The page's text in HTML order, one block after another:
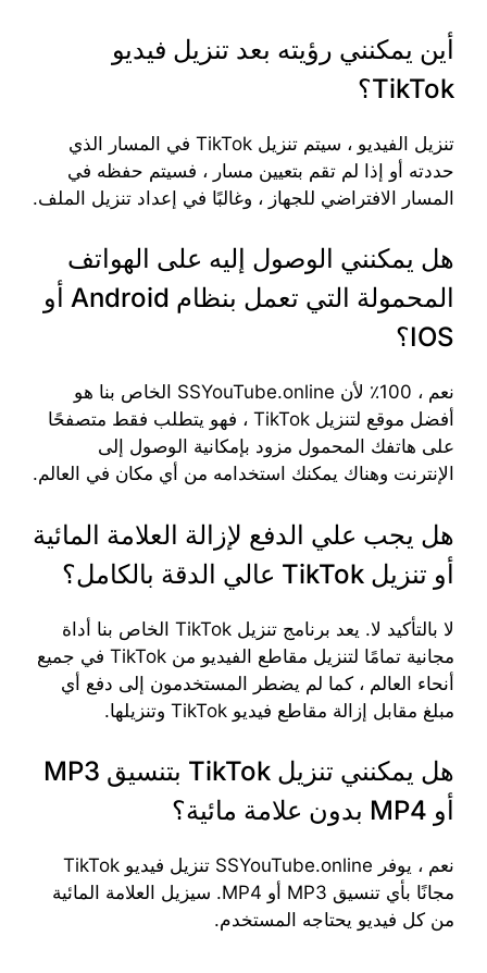
أين يمكنني رؤيته بعد تنزيل فيديو
TikTok؟
تنزيل الفيديو ، سيتم تنزيل TikTok في المسار الذي
حددته أو إذا لم تقم بتعيين مسار ، فسيتم حفظه في
المسار الافتراضي للجهاز ، وغالبًا في إعداد تنزيل الملف.
هل يمكنني الوصول إليه على الهواتف
المحمولة التي تعمل بنظام Android أو
IOS؟
نعم ، 100٪ لأن SSYouTube.online الخاص بنا هو
أفضل موقع لتنزيل TikTok ، فهو يتطلب فقط متصفحًا
على هاتفك المحمول مزود بإمكانية الوصول إلى
الإنترنت وهناك يمكنك استخدامه من أي مكان في العالم.
هل يجب علي الدفع لإزالة العلامة المائية
أو تنزيل TikTok عالي الدقة بالكامل؟
لا بالتأكيد لا. يعد برنامج تنزيل TikTok الخاص بنا أداة
مجانية تمامًا لتنزيل مقاطع الفيديو من TikTok في جميع
أنحاء العالم ، كما لم يضطر المستخدمون إلى دفع أي
مبلغ مقابل إزالة مقاطع فيديو TikTok وتنزيلها.
هل يمكنني تنزيل TikTok بتنسيق MP3
أو MP4 بدون علامة مائية؟
نعم ، يوفر SSYouTube.online تنزيل فيديو TikTok
مجانًا بأي تنسيق MP3 أو MP4. سيزيل العلامة المائية
من كل فيديو يحتاجه المستخدم.